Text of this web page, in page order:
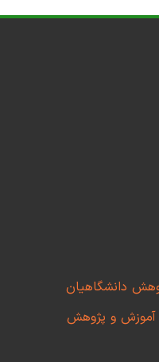
دانشگاهیان
آموزش و پژوهش